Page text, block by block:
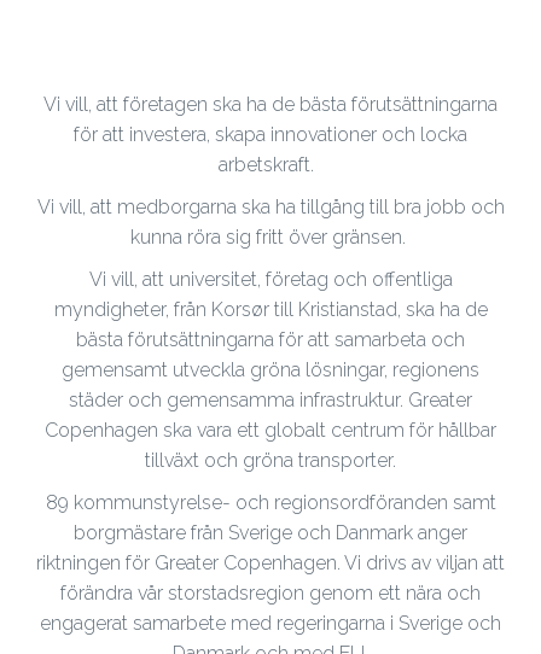
Vi vill, att företagen ska ha de bästa förutsättningarna
för att investera, skapa innovationer och locka
arbetskraft.
Vi vill, att medborgarna ska ha tillgång till bra jobb och
kunna röra sig fritt över gränsen.
Vi vill, att universitet, företag och offentliga
myndigheter, från Korsør till Kristianstad, ska ha de
bästa förutsättningarna för att samarbeta och
gemensamt utveckla gröna lösningar, regionens
städer och gemensamma infrastruktur. Greater
Copenhagen ska vara ett globalt centrum för hållbar
tillväxt och gröna transporter.
89 kommunstyrelse- och regionsordföranden samt
borgmästare från Sverige och Danmark anger
riktningen för Greater Copenhagen. Vi drivs av viljan att
förändra vår storstadsregion genom ett nära och
engagerat samarbete med regeringarna i Sverige och